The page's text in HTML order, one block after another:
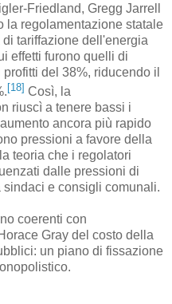
Friedland, Gregg Jarrell
la regolamentazione statale
tariffazione dell'energia
effetti furono quelli di
del 38%, riducendo il
[18] Così, la
riuscì a tenere bassi i
ancora più rapido
pressioni a favore della
teoria che i regolatori
dalle pressioni di
e consigli comunali.
coerenti con
Gray del costo della
un piano di fissazione